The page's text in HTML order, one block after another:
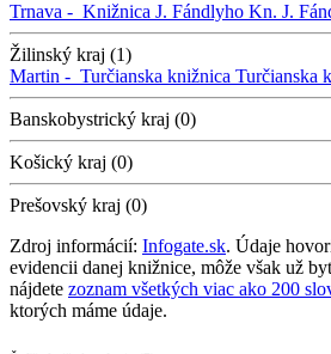
Trnava - Knižnica J. Fándlyho Kn. J.
Žilinský kraj (1)
Martin - Turčianska knižnica Turčianska
Banskobystrický kraj (0)
Košický kraj (0)
Prešovský kraj (0)
Zdroj informácií: Infogate.sk. Údaje
evidencii danej knižnice, môže však už
nájdete zoznam všetkých viac ako 200
ktorých máme údaje.